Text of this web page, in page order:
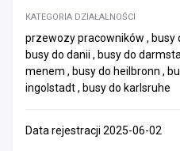
KATEGORIA DZIAŁALNOŚCI
przewozy pracowników , busy
busy do danii , busy do
menem , busy do heilbronn ,
ingolstadt , busy do karlsruhe
Data rejestracji 2025-06-02